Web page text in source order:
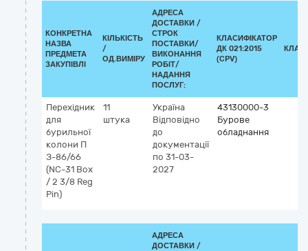
КОНКРЕТНА
НАЗВА
ПРЕДМЕТА
ЗАКУПІВЛІ
КІЛЬКІСТЬ
/
ОД.ВИМІРУ
АДРЕСА
ДОСТАВКИ /
СТРОК
ПОСТАВКИ/
ВИКОНАННЯ
РОБІТ/
НАДАННЯ
ПОСЛУГ:
КЛАСИФІКАТОР
ДК 021:2015
(CPV)
Перехідник
для
бурильної
колони П
З-86/66
(NC-31 Box
/ 2 3/8 Reg
Pin)
11
штука
Україна
Відповідно
до
документації
по 31-03-
2027
43130000-3
Бурове
обладнання
АДРЕСА
ДОСТАВКИ /